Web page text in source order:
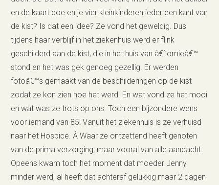
en de kaart doe en je vier kleinkinderen ieder een kant van
de kist? Is dat een idee? Ze vond het geweldig. Dus
tijdens haar verblijf in het ziekenhuis werd er flink
geschilderd aan de kist, die in het huis van â€˜omieâ€™
stond en het was gek genoeg gezellig. Er werden
fotoâ€™s gemaakt van de beschilderingen op de kist
zodat ze kon zien hoe het werd. En wat vond ze het mooi
en wat was ze trots op ons. Toch een bijzondere wens
voor iemand van 85! Vanuit het ziekenhuis is ze verhuisd
naar het Hospice. Â Waar ze ontzettend heeft genoten
van de prima verzorging, maar vooral van alle aandacht.
Opeens kwam toch het moment dat moeder Jenny
minder werd, al heeft dat achteraf gelukkig maar 2 dagen